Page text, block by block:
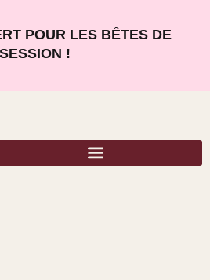
POUR LES BÊTES DE
SESSION !